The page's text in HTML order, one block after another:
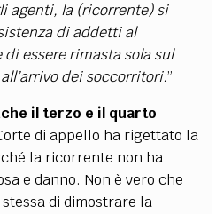
agenti, la (ricorrente) si
di addetti al
essere rimasta sola sul
dei soccorritori.”
il terzo e il quarto
di appello ha rigettato la
la ricorrente non ha
e danno. Non è vero che
di dimostrare la